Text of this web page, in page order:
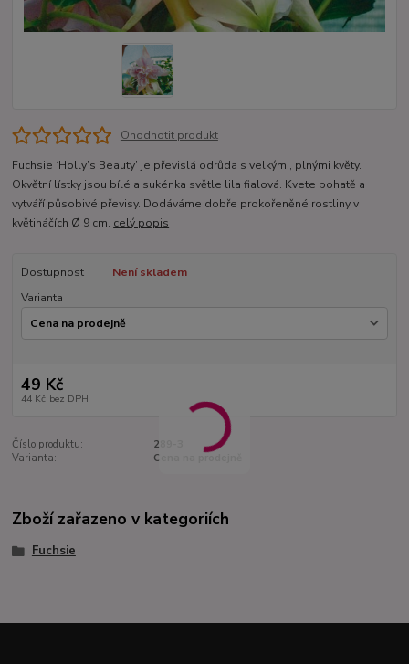
Ohodnotit produkt
Fuchsie ‘Holly’s Beauty’ je převislá odrůda s velkými, plnými květy.
Okvětní lístky jsou bílé a sukénka světle lila fialová. Kvete bohatě a
vytváří působivé převisy. Dodáváme dobře prokořeněné rostliny v
květináčích Ø 9 cm. celý popis
Dostupnost
Není skladem
Varianta
49 Kč
44 Kč bez DPH
Číslo produktu:
289-3
Varianta:
Cena na prodejně
Zboží zařazeno v kategoriích
Fuchsie